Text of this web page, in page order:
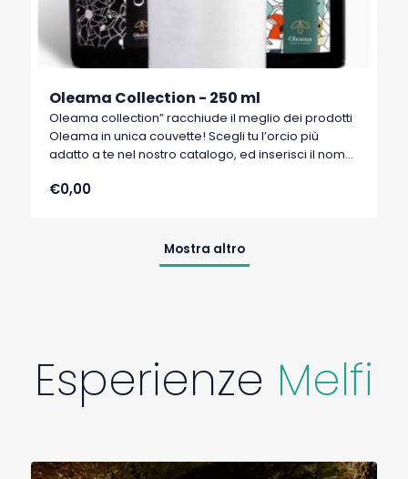
Oleama Collection - 250 ml
Oleama collection” racchiude il meglio dei prodotti
Oleama in unica couvette! Scegli tu l’orcio più
adatto a te nel nostro catalogo, ed inserisci il nome
sezione Spedizioni (Note). Al resto ci pensiamo noi.
€0,00
Mostra altro
Esperienze Melfi